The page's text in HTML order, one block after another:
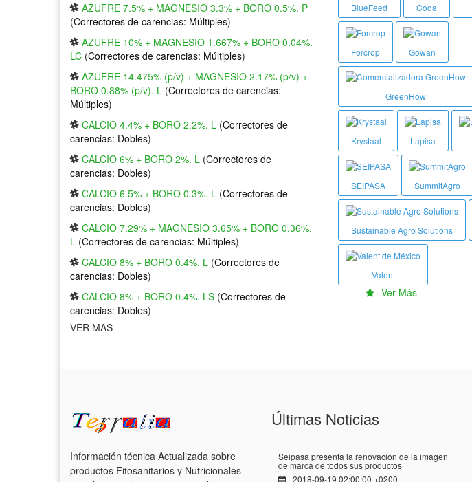
AZUFRE 7.5% + MAGNESIO 3.3% + BORO 0.5%. P
(Correctores de carencias: Múltiples)
AZUFRE 10% + MAGNESIO 1.667% + BORO 0.04%.
LC (Correctores de carencias: Múltiples)
AZUFRE 14.475% (p/v) + MAGNESIO 2.17% (p/v) +
BORO 0.88% (p/v). L (Correctores de carencias:
Múltiples)
CALCIO 4.4% + BORO 2.2%. L (Correctores de
carencias: Dobles)
CALCIO 6% + BORO 2%. L (Correctores de
carencias: Dobles)
CALCIO 6.5% + BORO 0.3%. L (Correctores de
carencias: Dobles)
CALCIO 7.29% + MAGNESIO 3.65% + BORO 0.36%.
L (Correctores de carencias: Múltiples)
CALCIO 8% + BORO 0.4%. L (Correctores de
carencias: Dobles)
CALCIO 8% + BORO 0.4%. LS (Correctores de
carencias: Dobles)
VER MAS
BlueFeed Coda
Forcrop Gowan
GreenHow
Krystaal Lapisa
SEIPASA SummitAgro
Sustainable Agro Solutions
Valent
Ver Más
Información técnica Actualizada sobre
productos Fitosanitarios y Nutricionales
Últimas Noticias
Seipasa presenta la renovación de la imagen
de marca de todos sus productos
2018-09-19 02:00:00 +0200